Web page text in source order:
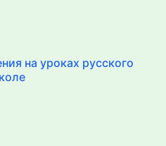
на уроках русского